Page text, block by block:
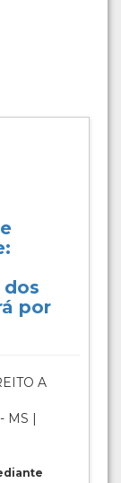
dos
por
A
MS |